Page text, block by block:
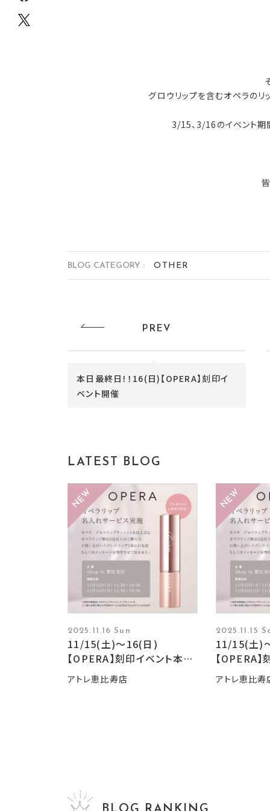
グロウリップを含むオペラの
3/15、3/16のイベント期
BLOG CATEGORY : OTHER
PREV
本日最終日！！16(日)【OPERA】刻印イ
ベント開催
LATEST BLOG
2025.11.16 Sun
11/15(土)〜16(日)
【OPERA】刻印イベント本日
最終日!!!
アトレ恵比寿店
2025.11.15
11/15(土)
【OPERA
催‼︎
アトレ恵比寿